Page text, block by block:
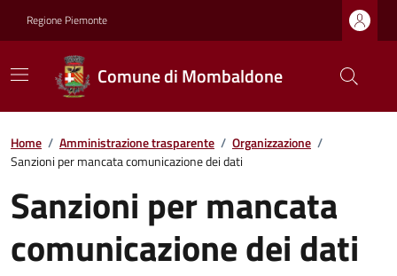
Regione Piemonte
Comune di Mombaldone
Home / Amministrazione trasparente / Organizzazione /
Sanzioni per mancata comunicazione dei dati
Sanzioni per mancata
comunicazione dei dati